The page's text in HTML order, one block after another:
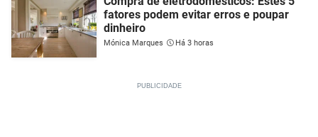
fatores podem evitar erros e poupar
dinheiro
Mónica Marques Há 3 horas